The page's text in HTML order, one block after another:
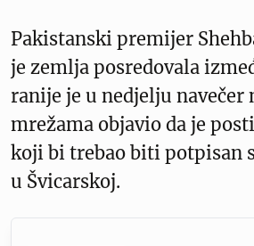
Pakistanski premijer
je zemlja posredovala
ranije je u nedjelju navečer
mrežama objavio da je
koji bi trebao biti potpisan
u Švicarskoj.